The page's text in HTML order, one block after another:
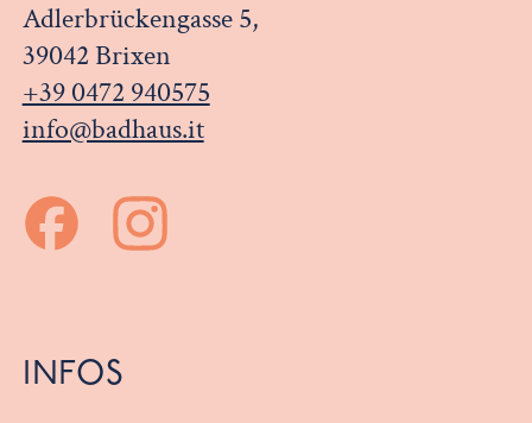
Adlerbrückengasse 5,
39042 Brixen
+39 0472 940575
info@badhaus.it
INFOS